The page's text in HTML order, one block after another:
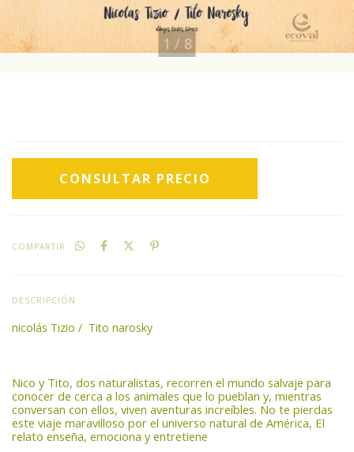
1 / 8
COMPARTIR
DESCRIPCIÓN
nicolás Tizio / Tito narosky
Nico y Tito, dos naturalistas, recorren el mundo salvaje para
conocer de cerca a los animales que lo pueblan y, mientras
conversan con ellos, viven aventuras increíbles. No te pierdas
este viaje maravilloso por el universo natural de América, El
relato enseña, emociona y entretiene